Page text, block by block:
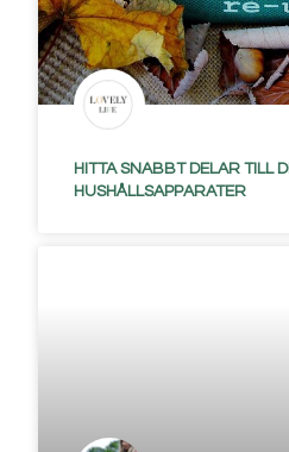
HITTA SNABBT DELAR TILL
HUSHÅLLSAPPARATER